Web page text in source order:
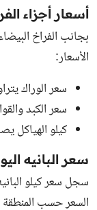
أسعار أجزاء
بجانب الفراخ
الأسعار:
سعر الوراك يتراوح بين
سعر الكبد والقوانص
كيلو الهياكل يصل إلى
سعر البانيه
السعر حسب المنطقة